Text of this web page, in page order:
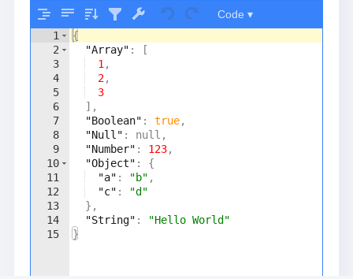
Code ▾
1
2
3
4
5
6
7
8
9
10
11
12
13
14
15
{
"Array" :
[
1 ,
2,
3
] ,
"Boolean" : true,
"Null" : null,
"Number" : 123,
"Object" : {
"a" : "b" ,
"c" :
"d"
} ,
"String" :
"Hello World"
}